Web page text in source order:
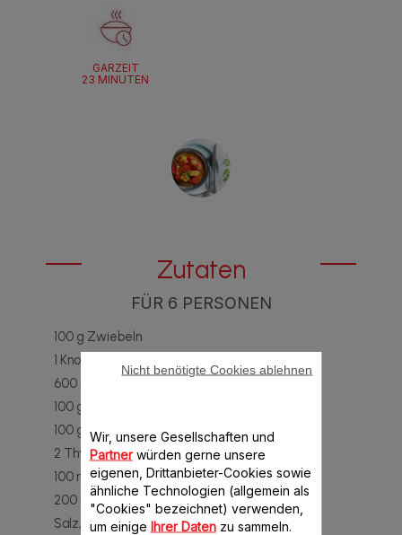
GARZEIT
23 MINUTEN
Zutaten
FÜR 6 PERSONEN
100 g Zwiebeln
1 Knoblauchzehe
600 g Hähnchenbrustfilet
100 g Chorizo
100 g rote Paprika
2 Thymianzweige
100 ml Weißwein
200 g Kirschtomaten, halbiert
Salz, Pfeffer
Wir, unsere Gesellschaften und
Partnerwürden gerne unsere
eigenen, Drittanbieter-Cookies sowie
ähnliche Technologien (allgemein als
"Cookies" bezeichnet) verwenden,
um einige Ihrer Datenzu sammeln.
Nicht benötigte Cookies ablehnen